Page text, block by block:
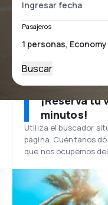
Pasajeros
Buscar
¡Reserva tu
minutos!
Utiliza el buscador
página. Cuéntanos
que nos ocupemos